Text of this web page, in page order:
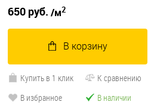
650 руб. /м2
В корзину
Купить в 1 клик
К сравнению
В избранное
В наличии